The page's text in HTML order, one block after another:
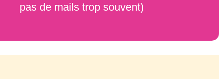
pas de mails trop souvent)